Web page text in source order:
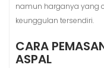
namun harganya yang
keunggulan tersendiri.
CARA
ASPAL